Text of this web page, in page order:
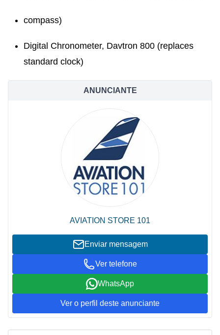
compass)
Digital Chronometer, Davtron 800 (replaces
standard clock)
ANUNCIANTE
AVIATION STORE 101
Enviar mensagem
Ver telefone
WhatsApp
Ver o perfil deste anunciante